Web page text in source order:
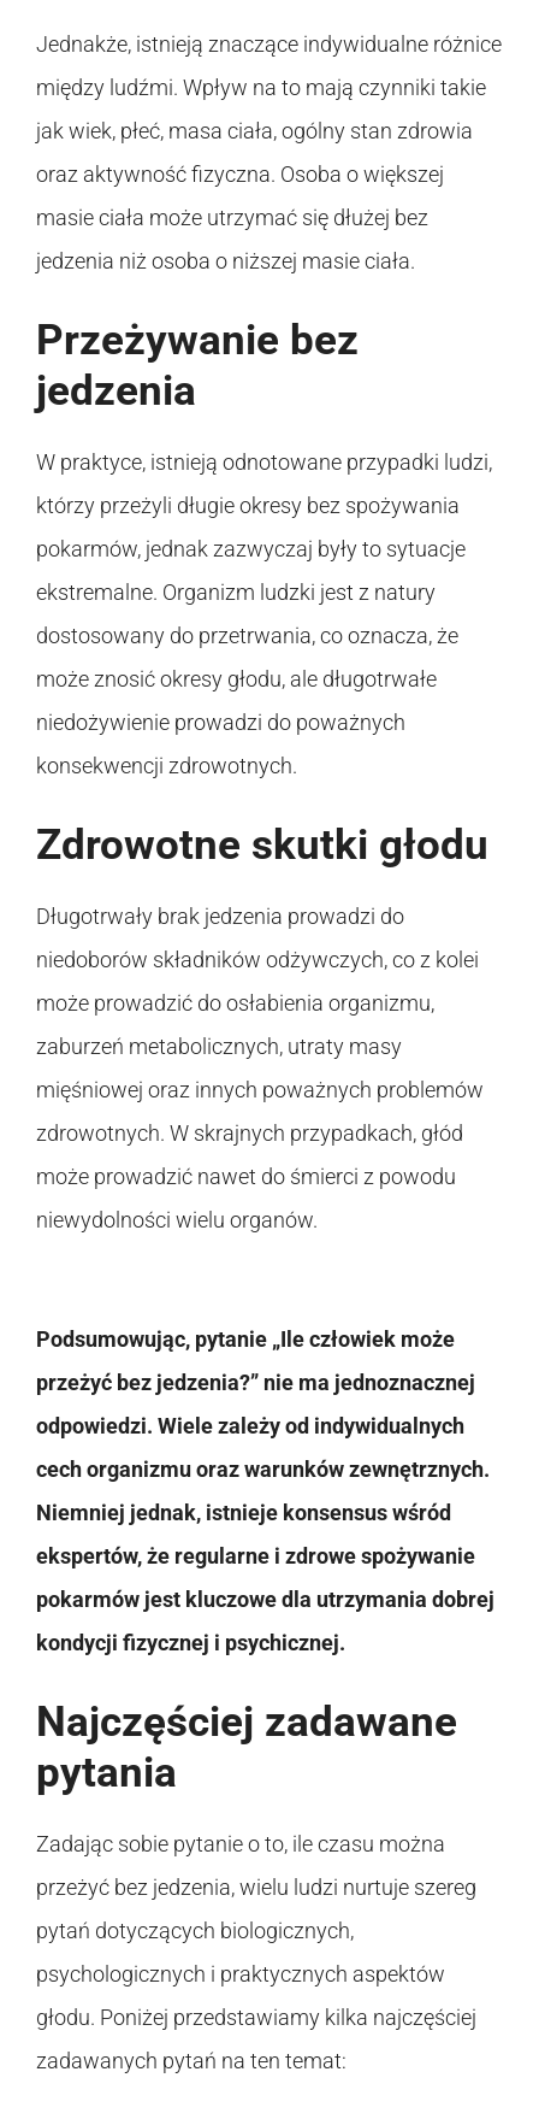
Jednakże, istnieją znaczące indywidualne różnice
między ludźmi. Wpływ na to mają czynniki takie
jak wiek, płeć, masa ciała, ogólny stan zdrowia
oraz aktywność fizyczna. Osoba o większej
masie ciała może utrzymać się dłużej bez
jedzenia niż osoba o niższej masie ciała.
Przeżywanie bez
jedzenia
W praktyce, istnieją odnotowane przypadki ludzi,
którzy przeżyli długie okresy bez spożywania
pokarmów, jednak zazwyczaj były to sytuacje
ekstremalne. Organizm ludzki jest z natury
dostosowany do przetrwania, co oznacza, że
może znosić okresy głodu, ale długotrwałe
niedożywienie prowadzi do poważnych
konsekwencji zdrowotnych.
Zdrowotne skutki głodu
Długotrwały brak jedzenia prowadzi do
niedoborów składników odżywczych, co z kolei
może prowadzić do osłabienia organizmu,
zaburzeń metabolicznych, utraty masy
mięśniowej oraz innych poważnych problemów
zdrowotnych. W skrajnych przypadkach, głód
może prowadzić nawet do śmierci z powodu
niewydolności wielu organów.
Podsumowując, pytanie „Ile człowiek może
przeżyć bez jedzenia?” nie ma jednoznacznej
odpowiedzi. Wiele zależy od indywidualnych
cech organizmu oraz warunków zewnętrznych.
Niemniej jednak, istnieje konsensus wśród
ekspertów, że regularne i zdrowe spożywanie
pokarmów jest kluczowe dla utrzymania dobrej
kondycji fizycznej i psychicznej.
Najczęściej zadawane
pytania
Zadając sobie pytanie o to, ile czasu można
przeżyć bez jedzenia, wielu ludzi nurtuje szereg
pytań dotyczących biologicznych,
psychologicznych i praktycznych aspektów
głodu. Poniżej przedstawiamy kilka najczęściej
zadawanych pytań na ten temat: